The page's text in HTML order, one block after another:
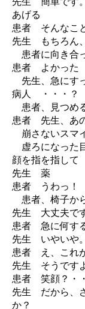
あげる
患者 そんなこ
先生 もちろん、
患者に向き合
患者 よかった
先生、急にす
病人 ・・・？
患者、見つめ
患者 先生、あ
崩さないスマ
虚ろになった
顔を指を指して
先生 薬
患者 うわっ！
患者、椅子か
先生 大丈夫で
患者 急に何す
先生 いやいや
患者 え、これ
先生 そうです
患者 笑顔？・
先生 だから、
か？